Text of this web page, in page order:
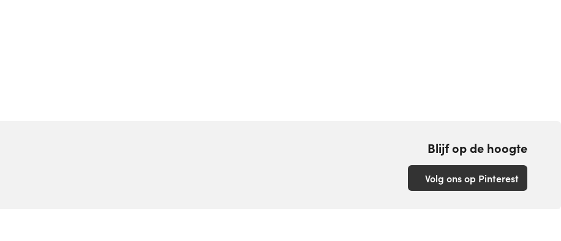
Blijf op de hoogte
Volg ons op Pinterest